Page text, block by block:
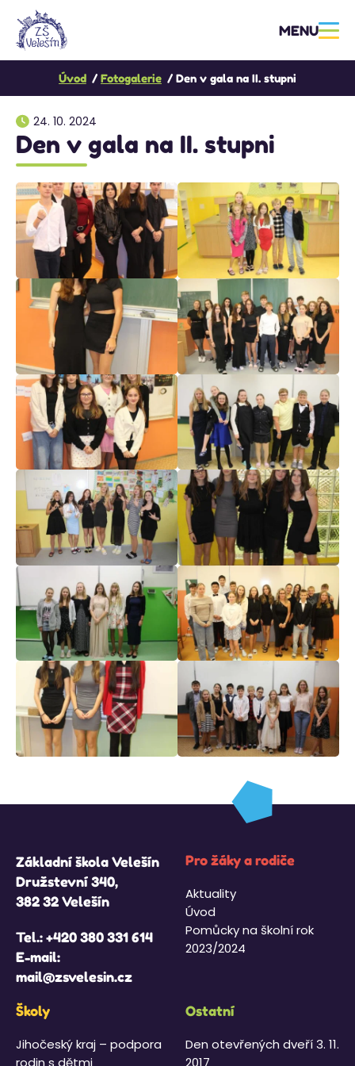
MENU
Úvod Fotogalerie Den v gala na II. stupni
24. 10. 2024
Den v gala na II. stupni
Základní škola Velešín
Družstevní 340,
382 32 Velešín
Tel.:+420 380 331 614
E-mail:
mail@zsvelesin.cz
Pro žáky a rodiče
Aktuality
Úvod
Pomůcky na školní rok
2023/2024
Školy
Jihočeský kraj – podpora
rodin s dětmi
Ostatní
Den otevřených dveří 3. 11.
2017